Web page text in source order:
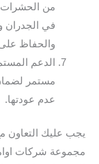
من الحشرات
في الجدران
والحفاظ
الدعم
مستمر
عدم عودتها.
يجب عليك
مجموعة شركات